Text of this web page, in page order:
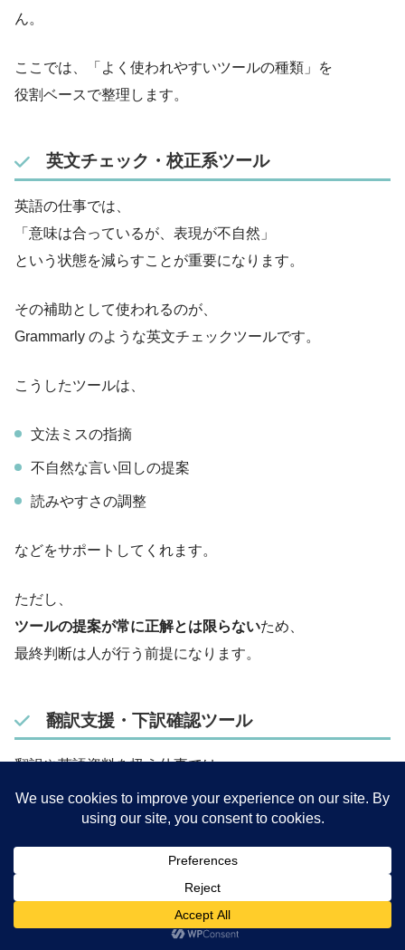
ん。
ここでは、「よく使われやすいツールの種類」を
役割ベースで整理します。
英文チェック・校正系ツール
英語の仕事では、
「意味は合っているが、表現が不自然」
という状態を減らすことが重要になります。
その補助として使われるのが、
Grammarly のような英文チェックツールです。
こうしたツールは、
文法ミスの指摘
不自然な言い回しの提案
読みやすさの調整
などをサポートしてくれます。
ただし、
ツールの提案が常に正解とは限らないため、
最終判断は人が行う前提になります。
翻訳支援・下訳確認ツール
翻訳や英語資料を扱う仕事では、
DeepL のような翻訳ツールが
下訳や確認用として使われることがあります。
そのまま納品するために使うのではなく